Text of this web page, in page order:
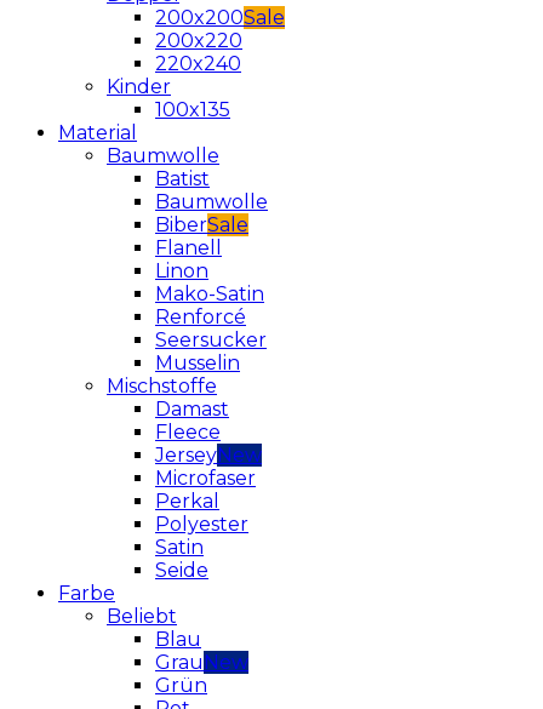
200x200
200x220
220x240
Kinder
100x135
Material
Baumwolle
Batist
Baumwolle
Biber
Flanell
Linon
Mako-Satin
Renforcé
Seersucker
Musselin
Mischstoffe
Damast
Fleece
Jersey
Microfaser
Perkal
Polyester
Satin
Seide
Farbe
Beliebt
Blau
Grau
Grün